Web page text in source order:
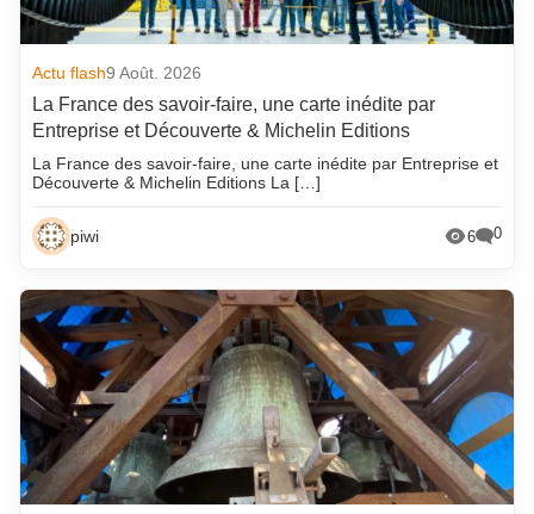
Actu flash9 Août. 2026
La France des savoir-faire, une carte inédite par
Entreprise et Découverte & Michelin Editions
La France des savoir-faire, une carte inédite par Entreprise et
Découverte & Michelin Editions La […]
piwi 6 0